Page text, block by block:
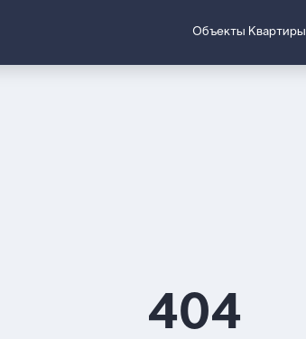
Объекты Квартиры
404